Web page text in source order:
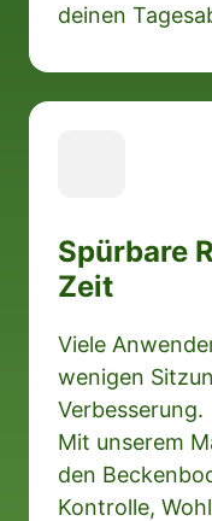
deinen
Spürbare
Zeit
Viele
wenigen
Verbesserung.
Mit unserem
den
Kontrolle,